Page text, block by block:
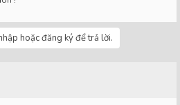
hoặc đăng ký để trả lời.